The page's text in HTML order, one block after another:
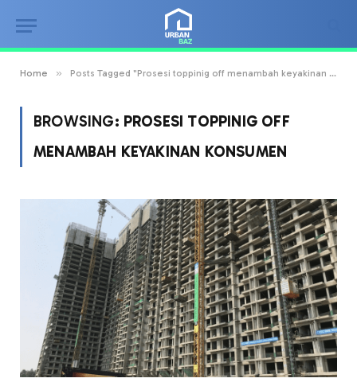
Home » Posts Tagged "Prosesi toppinig off menambah keyakinan konsumen"
BROWSING: PROSESI TOPPINIG OFF
MENAMBAH KEYAKINAN KONSUMEN